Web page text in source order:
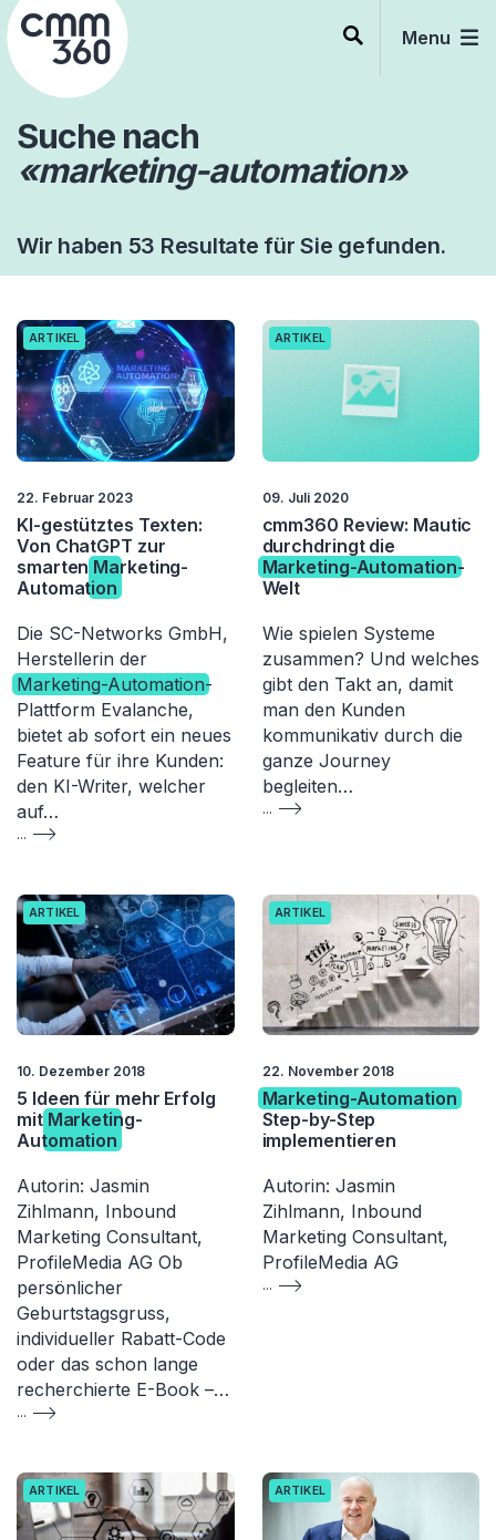
Skip
to
content
Menu
Suche nach
«marketing-automation»
Wir haben 53 Resultate für Sie gefunden.
ARTIKEL
22. Februar 2023
KI-gestütztes Texten:
Von ChatGPT zur
smarten Marketing-
Automation
Die SC-Networks GmbH,
Herstellerin der
Marketing-Automation-
Plattform Evalanche,
bietet ab sofort ein neues
Feature für ihre Kunden:
den KI-Writer, welcher
auf…
...
ARTIKEL
09. Juli 2020
cmm360 Review: Mautic
durchdringt die
Marketing-Automation-
Welt
Wie spielen Systeme
zusammen? Und welches
gibt den Takt an, damit
man den Kunden
kommunikativ durch die
ganze Journey
begleiten…
...
ARTIKEL
10. Dezember 2018
​​5 Ideen für mehr Erfolg
mit Marketing-
Automation
Autorin: Jasmin
Zihlmann, Inbound
Marketing Consultant,
ProfileMedia AG Ob
persönlicher
Geburtstagsgruss,
individueller Rabatt-Code
oder das schon lange
recherchierte E-Book –…
...
ARTIKEL
22. November 2018
Marketing-Automation
Step-by-Step
implementieren
Autorin: Jasmin
Zihlmann, Inbound
Marketing Consultant,
ProfileMedia AG
...
ARTIKEL ARTIKEL